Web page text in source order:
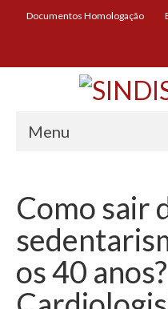
Documentos Homologação
Menu
Institucional
Diretoria
História
Como sair
os 40 anos?